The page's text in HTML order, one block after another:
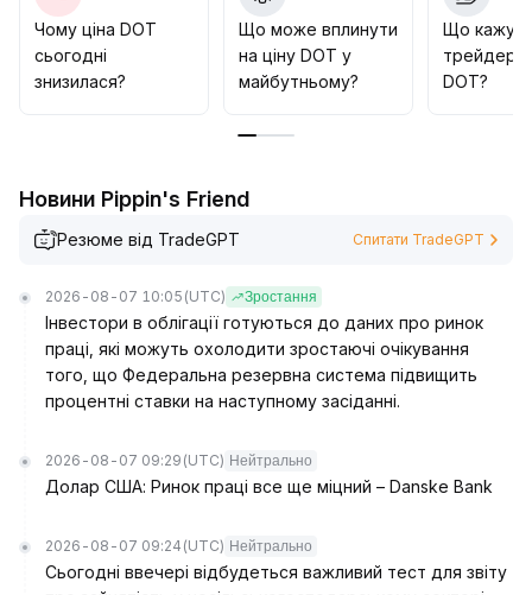
ймовірність прориву DOT вище $0,90 і подальшого
руху до зони понад $1,22.
Рекомендації зі стратегії: у короткостроковому
середньостроковому – помірно збільшувати
Чому ціна DOT
сьогодні
знизилася?
Що може вплинути
на ціну DOT у
майбутньому?
Що
трейдери
DOT?
Новини Pippin's Friend
Резюме від TradeGPT Спитати TradeGPT
2026-08-07 10:05 (UTC) Зростання
Інвестори в облігації готуються до даних про ринок
праці, які можуть охолодити зростаючі очікування
того, що Федеральна резервна система підвищить
процентні ставки на наступному засіданні.
2026-08-07 09:29 (UTC) Нейтрально
Долар США: Ринок праці все ще міцний – Danske Bank
2026-08-07 09:24 (UTC) Нейтрально
Сьогодні ввечері відбудеться важливий тест для звіту